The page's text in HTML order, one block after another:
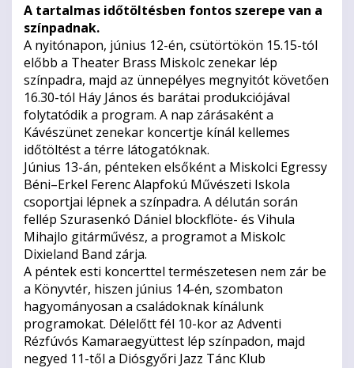
A tartalmas időtöltésben fontos szerepe van a
színpadnak.
A nyitónapon, június 12-én, csütörtökön 15.15-tól
előbb a Theater Brass Miskolc zenekar lép
színpadra, majd az ünnepélyes megnyitót követően
16.30-tól Háy János és barátai produkciójával
folytatódik a program. A nap zárásaként a
Kávészünet zenekar koncertje kínál kellemes
időtöltést a térre látogatóknak.
Június 13-án, pénteken elsőként a Miskolci Egressy
Béni–Erkel Ferenc Alapfokú Művészeti Iskola
csoportjai lépnek a színpadra. A délután során
fellép Szurasenkó Dániel blockflöte- és Vihula
Mihajlo gitárművész, a programot a Miskolc
Dixieland Band zárja.
A péntek esti koncerttel természetesen nem zár be
a Könyvtér, hiszen június 14-én, szombaton
hagyományosan a családoknak kínálunk
programokat. Délelőtt fél 10-kor az Adventi
Rézfúvós Kamaraegyüttest lép színpadon, majd
negyed 11-től a Diósgyőri Jazz Tánc Klub